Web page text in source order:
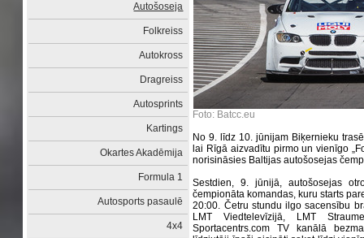
Autošoseja
Folkreiss
Autokross
Dragreiss
Autosprints
Kartings
Okartes Akadēmija
Formula 1
Autosports pasaulē
4x4
Foto: Batcc.eu
No 9. līdz 10. jūnijam Biķernieku
lai Rīgā aizvadītu pirmo un vienīgo
norisināsies Baltijas autošosejas
Sestdien, 9. jūnijā, autošosejas
čempionāta komandas, kuru starts
20:00. Četru stundu ilgo sacensību
LMT Viedtelevīzijā, LMT
Sportacentrs.com TV kanālā